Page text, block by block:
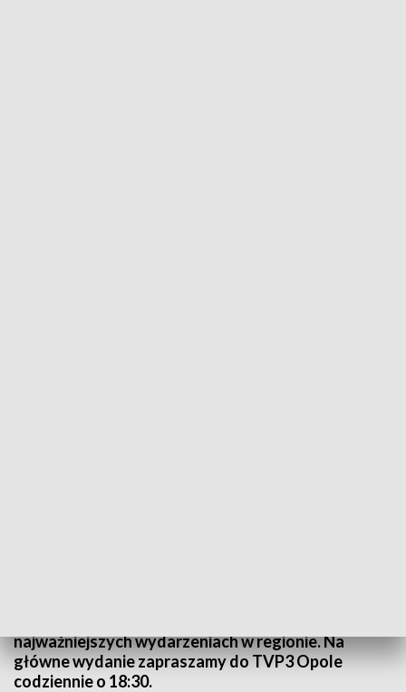
najważniejszych wydarzeniach w regionie. Na
główne wydanie zapraszamy do TVP3 Opole
codziennie o 18:30.